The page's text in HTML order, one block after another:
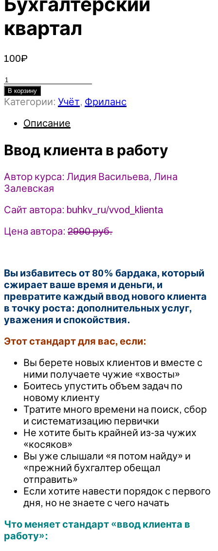
Бухгалтерский
квартал
100₽
Количество
товара
Ввод
-
Лидия
Васильева,
Лина
Залевская
(2025)
Бухгалтерский
квартал
В корзину
Категории: Учёт, Фриланс
Описание
Ввод клиента в работу
Автор курса: Лидия Васильева, Лина
Залевская
Сайт автора: buhkv_ru/vvod_klienta
Цена автора: 2990 руб.
Вы избавитесь от 80% бардака, который
сжирает ваше время и деньги, и
превратите каждый ввод нового клиента
в точку роста: дополнительных услуг,
уважения и спокойствия.
Этот стандарт для вас, если:
Вы берете новых клиентов и вместе с
ними получаете чужие «хвосты»
Боитесь упустить объем задач по
новому клиенту
Тратите много времени на поиск, сбор
и систематизацию первички
Не хотите быть крайней из-за чужих
«косяков»
Вы уже слышали «я потом найду» и
«прежний бухгалтер обещал
отправить»
Если хотите навести порядок с первого
дня, но не знаете с чего начать
Что меняет стандарт «ввод клиента в
работу»: